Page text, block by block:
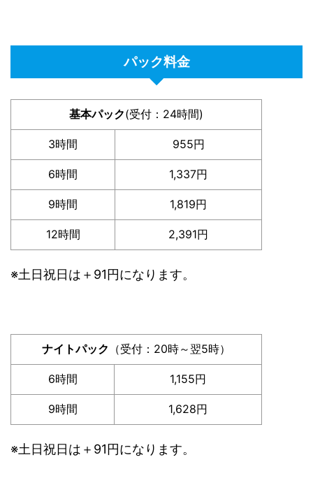
パック料金
基本パック(受付：24時間)
3時間 955円
6時間 1,337円
9時間 1,819円
12時間 2,391円
※土日祝日は＋91円になります。
ナイトパック （受付：20時～翌5時）
6時間 1,155円
9時間 1,628円
※土日祝日は＋91円になります。